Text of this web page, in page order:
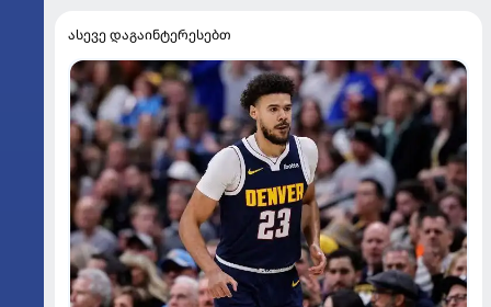
ასევე დაგაინტერესებთ